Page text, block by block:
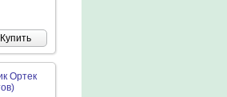
Купить
Ортек